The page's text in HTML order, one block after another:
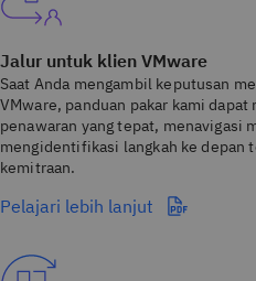
Jalur untuk klien VMware
Saat Anda mengambil keputusan
VMware, panduan pakar kami
penawaran yang tepat, menavigasi
mengidentifikasi langkah ke depan
kemitraan.
Pelajari lebih lanjut